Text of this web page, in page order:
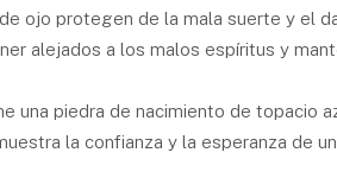
ojo protegen de la mala suerte y el
alejados a los malos espíritus y
una piedra de nacimiento de topacio
la confianza y la esperanza de